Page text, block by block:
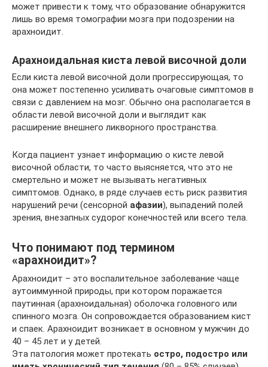
может привести к тому, что образование обнаружится
лишь во время томографии мозга при подозрении на
арахноидит.
Арахноидальная киста левой височной доли
Если киста левой височной доли прогрессирующая, то
она может постепенно усиливать очаговые симптомов в
связи с давлением на мозг. Обычно она располагается в
области левой височной доли и выглядит как
расширение внешнего ликворного пространства.
Когда пациент узнает информацию о кисте левой
височной области, то часто выясняется, что это не
смертельно и может не вызывать негативных
симптомов. Однако, в ряде случаев есть риск развития
нарушений речи (сенсорной афазии), выпадений полей
зрения, внезапных судорог конечностей или всего тела.
Что понимают под термином
«арахноидит»?
Арахноидит – это воспалительное заболевание чаще
аутоиммунной природы, при котором поражается
паутинная (арахноидальная) оболочка головного или
спинного мозга. Он сопровождается образованием кист
и спаек. Арахноидит возникает в основном у мужчин до
40 – 45 лет и у детей.
Эта патология может протекать остро, подостро или